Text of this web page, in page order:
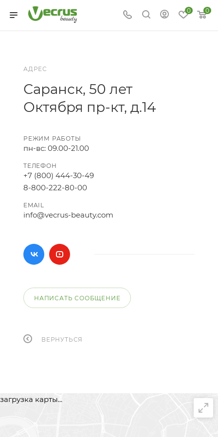
0 0
АДРЕС
Саранск, 50 лет
Октября пр-кт, д.14
РЕЖИМ РАБОТЫ
пн-вс: 09.00-21.00
ТЕЛЕФОН
+7 (800) 444-30-49
8-800-222-80-00
EMAIL
info@vecrus-beauty.com
НАПИСАТЬ СООБЩЕНИЕ
ВЕРНУТЬСЯ
загрузка карты...